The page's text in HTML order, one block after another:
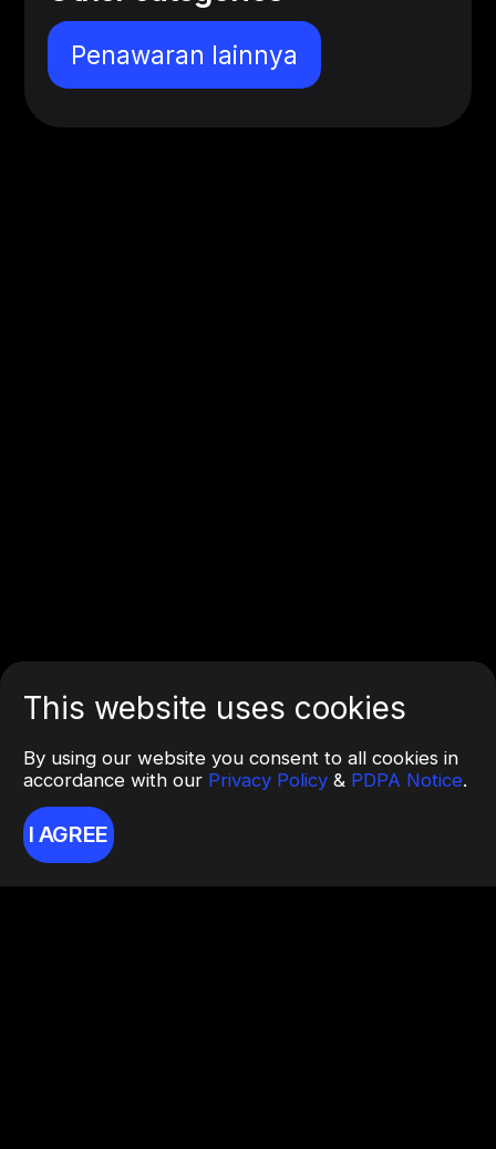
This website uses cookies
By using our website you consent to all cookies in
accordance with our Privacy Policy & PDPA Notice.
I AGREE
Penawaran lainnya